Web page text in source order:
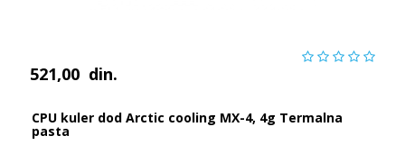
521,00 din.
CPU kuler dod Arctic cooling MX-4, 4g Termalna
pasta